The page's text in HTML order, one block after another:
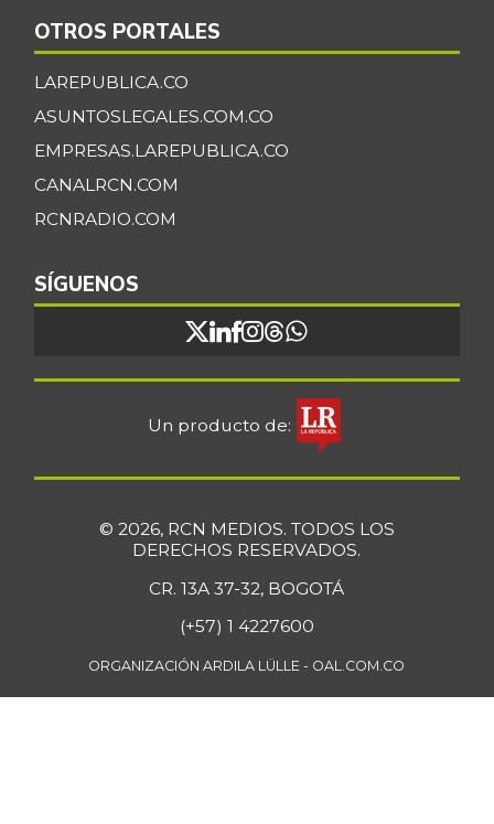
OTROS PORTALES
LAREPUBLICA.CO
ASUNTOSLEGALES.COM.CO
EMPRESAS.LAREPUBLICA.CO
CANALRCN.COM
RCNRADIO.COM
SÍGUENOS
Un producto de:
© 2026, RCN MEDIOS. TODOS LOS
DERECHOS RESERVADOS.
CR. 13A 37-32, BOGOTÁ
(+57) 1 4227600
ORGANIZACIÓN ARDILA LÜLLE - OAL.COM.CO